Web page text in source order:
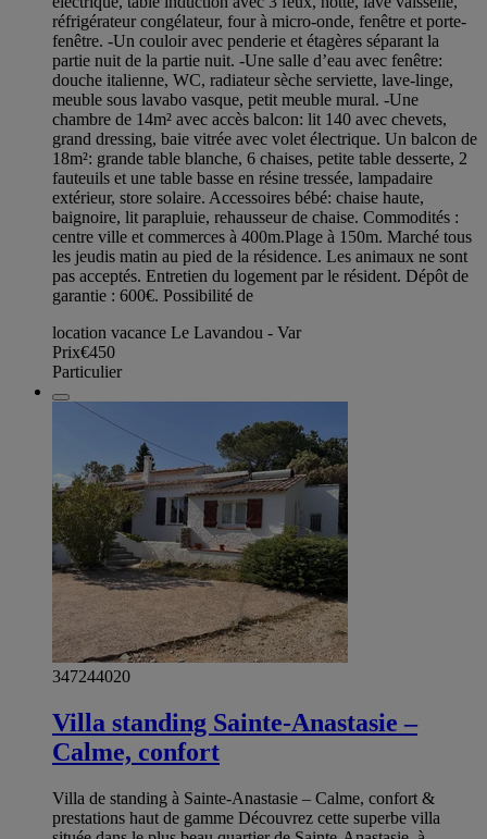
réfrigérateur congélateur, four à micro-onde, fenêtre et porte-
fenêtre. -Un couloir avec penderie et étagères séparant la
partie nuit de la partie nuit. -Une salle d’eau avec fenêtre:
douche italienne, WC, radiateur sèche serviette, lave-linge,
meuble sous lavabo vasque, petit meuble mural. -Une
chambre de 14m² avec accès balcon: lit 140 avec chevets,
grand dressing, baie vitrée avec volet électrique. Un balcon de
18m²: grande table blanche, 6 chaises, petite table desserte, 2
fauteuils et une table basse en résine tressée, lampadaire
extérieur, store solaire. Accessoires bébé: chaise haute,
baignoire, lit parapluie, rehausseur de chaise. Commodités :
centre ville et commerces à 400m.Plage à 150m. Marché tous
les jeudis matin au pied de la résidence. Les animaux ne sont
pas acceptés. Entretien du logement par le résident. Dépôt de
garantie : 600€. Possibilité de
location vacance Le Lavandou - Var
Prix€450
Particulier
347244020
Villa standing Sainte-Anastasie –
Calme, confort
Villa de standing à Sainte-Anastasie – Calme, confort &
prestations haut de gamme Découvrez cette superbe villa